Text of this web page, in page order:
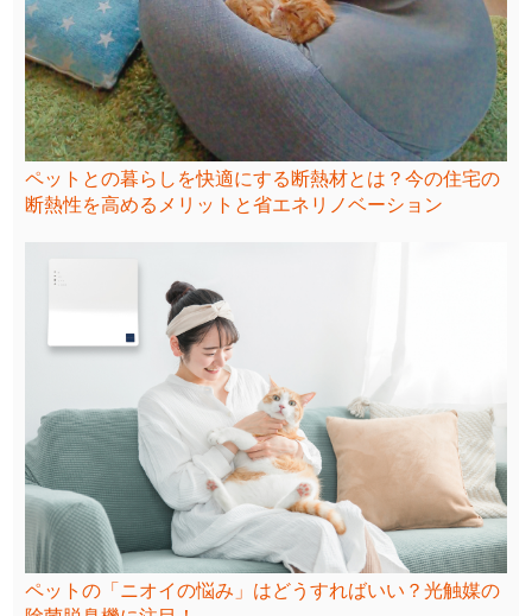
ペットとの暮らしを快適にする断熱材とは？今の住宅の
断熱性を高めるメリットと省エネリノベーション
ペットの「ニオイの悩み」はどうすればいい？光触媒の